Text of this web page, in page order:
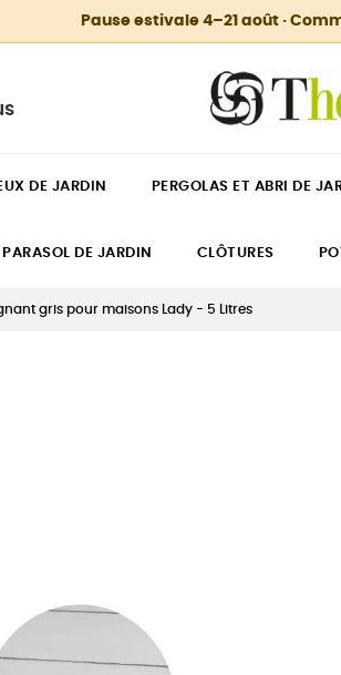
Pause estivale 4–21 août ·
DE JARDIN PERGOLAS ET ABRI DE
PARASOL DE JARDIN CLÔTURES
gris pour maisons Lady - 5 Litres